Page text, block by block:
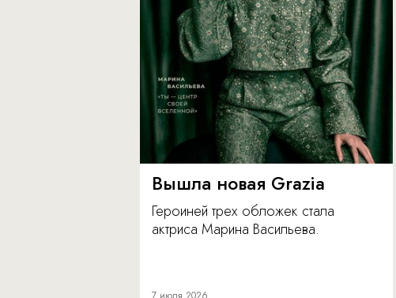
Вышла новая Grazia
Героиней трех обложек стала
актриса Марина Васильева.